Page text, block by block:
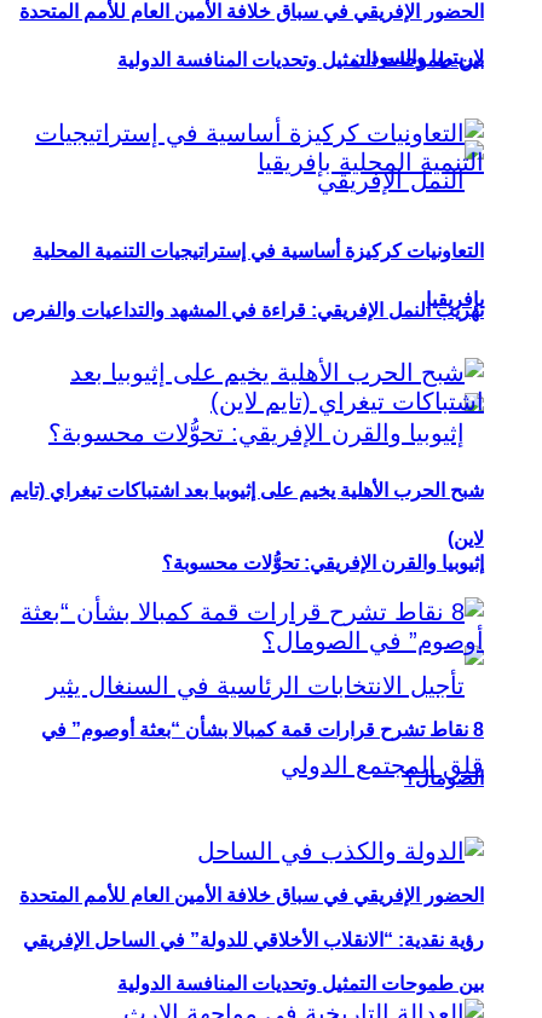
لإريتريا والسودان
تهريب النمل الإفريقي: قراءة في المشهد والتداعيات والفرص
إثيوبيا والقرن الإفريقي: تحوُّلات محسوبة؟
الحضور الإفريقي في سباق خلافة الأمين العام للأمم المتحدة
بين طموحات التمثيل وتحديات المنافسة الدولية
الحضور الإفريقي في سباق خلافة الأمين العام للأمم المتحدة
بين طموحات التمثيل وتحديات المنافسة الدولية
التعاونيات كركيزة أساسية في إستراتيجيات التنمية المحلية
بإفريقيا
شبح الحرب الأهلية يخيم على إثيوبيا بعد اشتباكات تيغراي (تايم
لاين)
8 نقاط تشرح قرارات قمة كمبالا بشأن “بعثة أوصوم” في
الصومال؟
رؤية نقدية: “الانقلاب الأخلاقي للدولة” في الساحل الإفريقي